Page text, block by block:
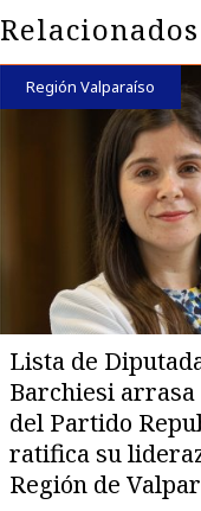
Relacionados
Región Valparaíso
Lista de
Barchiesi
del Partido
ratifica su
Región de